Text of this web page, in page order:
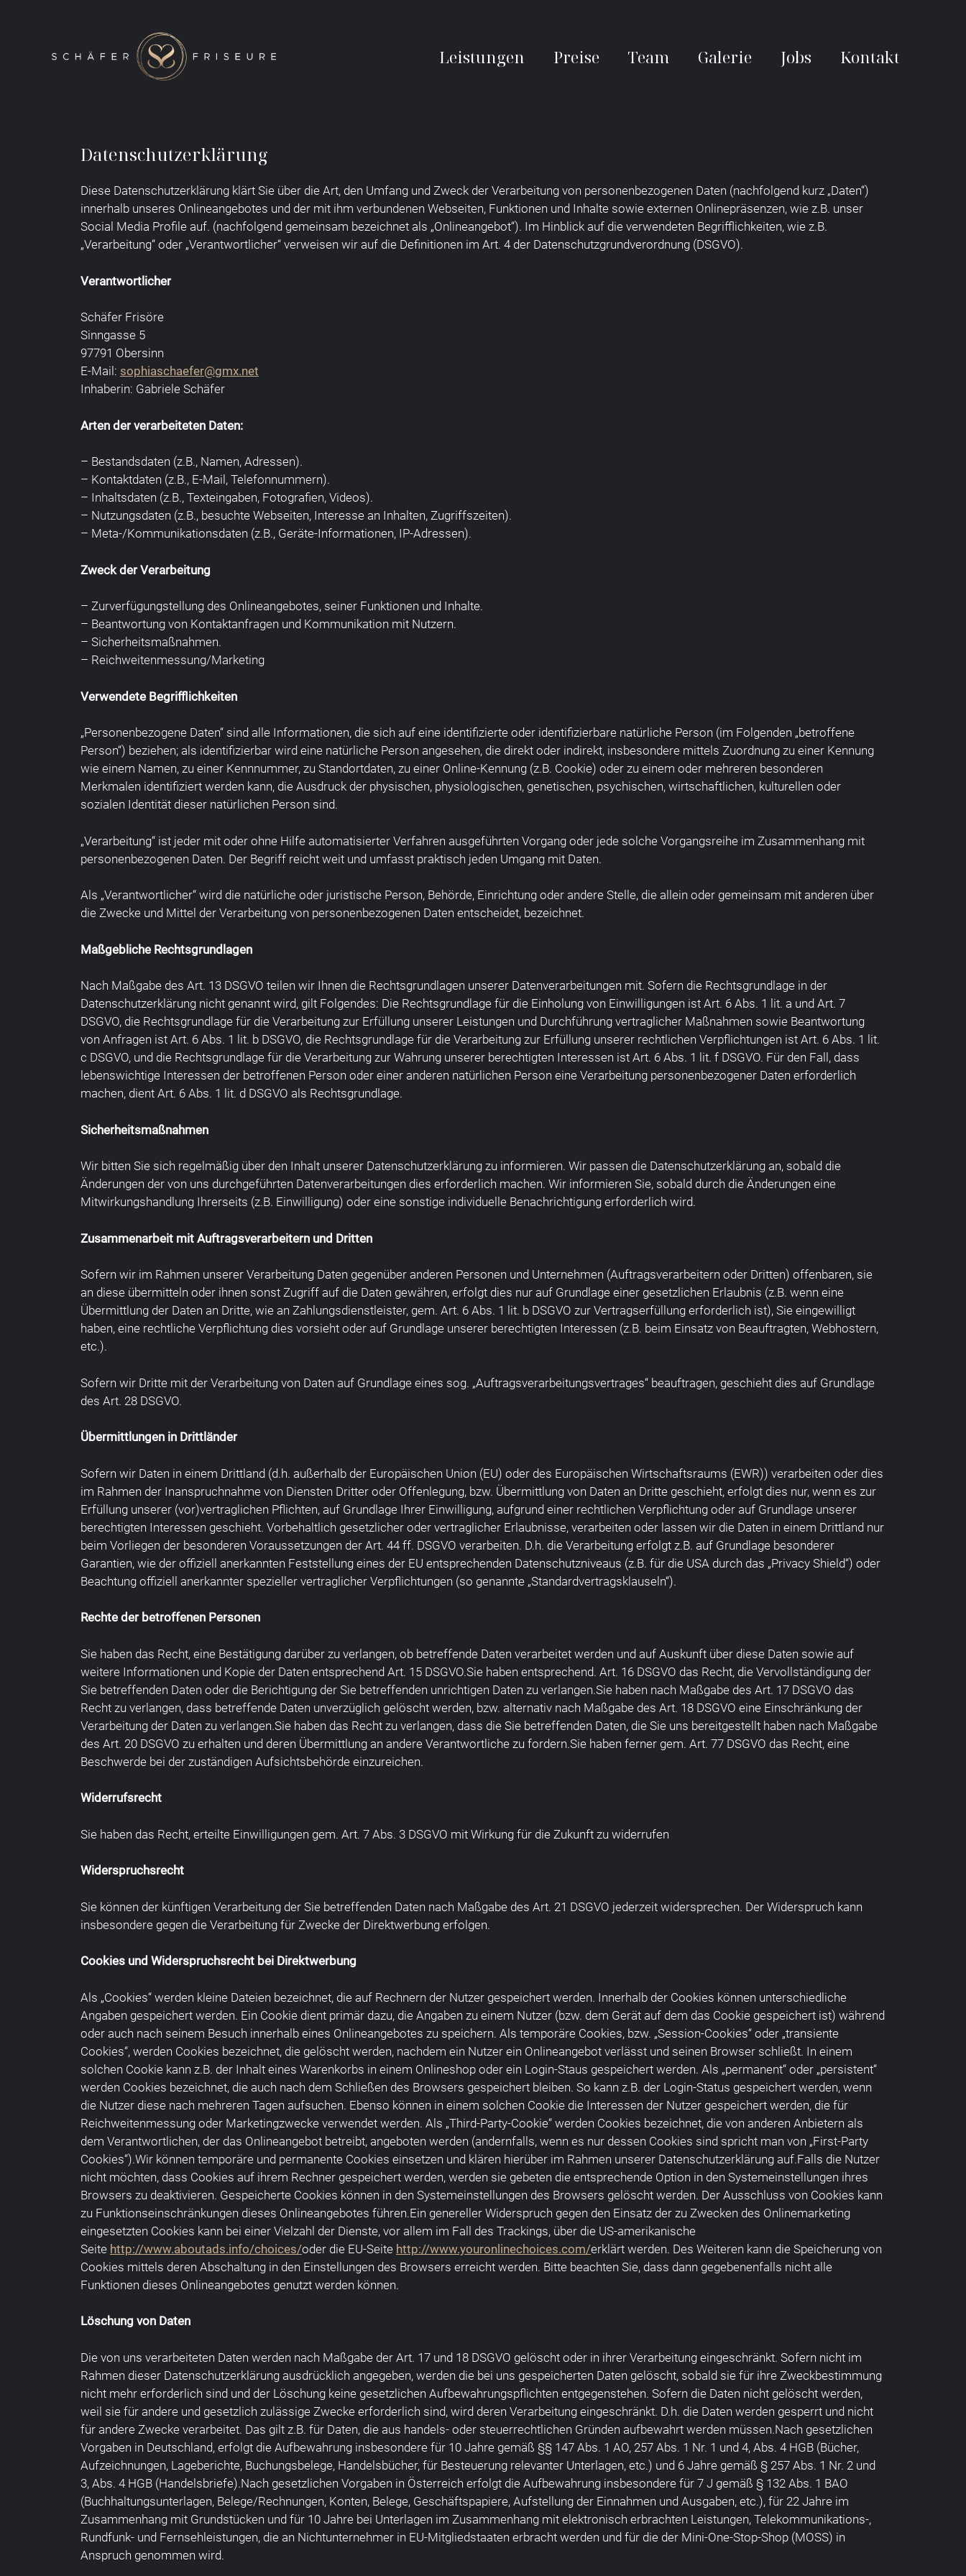
Leistungen Preise Team Galerie Jobs Kontakt
Datenschutzerklärung
Diese Datenschutzerklärung klärt Sie über die Art, den Umfang und Zweck der Verarbeitung von personenbezogenen Daten (nachfolgend kurz „Daten“)
innerhalb unseres Onlineangebotes und der mit ihm verbundenen Webseiten, Funktionen und Inhalte sowie externen Onlinepräsenzen, wie z.B. unser
Social Media Profile auf. (nachfolgend gemeinsam bezeichnet als „Onlineangebot“). Im Hinblick auf die verwendeten Begrifflichkeiten, wie z.B.
„Verarbeitung“ oder „Verantwortlicher“ verweisen wir auf die Definitionen im Art. 4 der Datenschutzgrundverordnung (DSGVO).
Verantwortlicher
Schäfer Frisöre
Sinngasse 5
97791 Obersinn
E-Mail: sophiaschaefer@gmx.net
Inhaberin: Gabriele Schäfer
Arten der verarbeiteten Daten:
– Bestandsdaten (z.B., Namen, Adressen).
– Kontaktdaten (z.B., E-Mail, Telefonnummern).
– Inhaltsdaten (z.B., Texteingaben, Fotografien, Videos).
– Nutzungsdaten (z.B., besuchte Webseiten, Interesse an Inhalten, Zugriffszeiten).
– Meta-/Kommunikationsdaten (z.B., Geräte-Informationen, IP-Adressen).
Zweck der Verarbeitung
– Zurverfügungstellung des Onlineangebotes, seiner Funktionen und Inhalte.
– Beantwortung von Kontaktanfragen und Kommunikation mit Nutzern.
– Sicherheitsmaßnahmen.
– Reichweitenmessung/Marketing
Verwendete Begrifflichkeiten
„Personenbezogene Daten“ sind alle Informationen, die sich auf eine identifizierte oder identifizierbare natürliche Person (im Folgenden „betroffene
Person“) beziehen; als identifizierbar wird eine natürliche Person angesehen, die direkt oder indirekt, insbesondere mittels Zuordnung zu einer Kennung
wie einem Namen, zu einer Kennnummer, zu Standortdaten, zu einer Online-Kennung (z.B. Cookie) oder zu einem oder mehreren besonderen
Merkmalen identifiziert werden kann, die Ausdruck der physischen, physiologischen, genetischen, psychischen, wirtschaftlichen, kulturellen oder
sozialen Identität dieser natürlichen Person sind.
„Verarbeitung“ ist jeder mit oder ohne Hilfe automatisierter Verfahren ausgeführten Vorgang oder jede solche Vorgangsreihe im Zusammenhang mit
personenbezogenen Daten. Der Begriff reicht weit und umfasst praktisch jeden Umgang mit Daten.
Als „Verantwortlicher“ wird die natürliche oder juristische Person, Behörde, Einrichtung oder andere Stelle, die allein oder gemeinsam mit anderen über
die Zwecke und Mittel der Verarbeitung von personenbezogenen Daten entscheidet, bezeichnet.
Maßgebliche Rechtsgrundlagen
Nach Maßgabe des Art. 13 DSGVO teilen wir Ihnen die Rechtsgrundlagen unserer Datenverarbeitungen mit. Sofern die Rechtsgrundlage in der
Datenschutzerklärung nicht genannt wird, gilt Folgendes: Die Rechtsgrundlage für die Einholung von Einwilligungen ist Art. 6 Abs. 1 lit. a und Art. 7
DSGVO, die Rechtsgrundlage für die Verarbeitung zur Erfüllung unserer Leistungen und Durchführung vertraglicher Maßnahmen sowie Beantwortung
von Anfragen ist Art. 6 Abs. 1 lit. b DSGVO, die Rechtsgrundlage für die Verarbeitung zur Erfüllung unserer rechtlichen Verpflichtungen ist Art. 6 Abs. 1 lit.
c DSGVO, und die Rechtsgrundlage für die Verarbeitung zur Wahrung unserer berechtigten Interessen ist Art. 6 Abs. 1 lit. f DSGVO. Für den Fall, dass
lebenswichtige Interessen der betroffenen Person oder einer anderen natürlichen Person eine Verarbeitung personenbezogener Daten erforderlich
machen, dient Art. 6 Abs. 1 lit. d DSGVO als Rechtsgrundlage.
Sicherheitsmaßnahmen
Wir bitten Sie sich regelmäßig über den Inhalt unserer Datenschutzerklärung zu informieren. Wir passen die Datenschutzerklärung an, sobald die
Änderungen der von uns durchgeführten Datenverarbeitungen dies erforderlich machen. Wir informieren Sie, sobald durch die Änderungen eine
Mitwirkungshandlung Ihrerseits (z.B. Einwilligung) oder eine sonstige individuelle Benachrichtigung erforderlich wird.
Zusammenarbeit mit Auftragsverarbeitern und Dritten
Sofern wir im Rahmen unserer Verarbeitung Daten gegenüber anderen Personen und Unternehmen (Auftragsverarbeitern oder Dritten) offenbaren, sie
an diese übermitteln oder ihnen sonst Zugriff auf die Daten gewähren, erfolgt dies nur auf Grundlage einer gesetzlichen Erlaubnis (z.B. wenn eine
Übermittlung der Daten an Dritte, wie an Zahlungsdienstleister, gem. Art. 6 Abs. 1 lit. b DSGVO zur Vertragserfüllung erforderlich ist), Sie eingewilligt
haben, eine rechtliche Verpflichtung dies vorsieht oder auf Grundlage unserer berechtigten Interessen (z.B. beim Einsatz von Beauftragten, Webhostern,
etc.).
Sofern wir Dritte mit der Verarbeitung von Daten auf Grundlage eines sog. „Auftragsverarbeitungsvertrages“ beauftragen, geschieht dies auf Grundlage
des Art. 28 DSGVO.
Übermittlungen in Drittländer
Sofern wir Daten in einem Drittland (d.h. außerhalb der Europäischen Union (EU) oder des Europäischen Wirtschaftsraums (EWR)) verarbeiten oder dies
im Rahmen der Inanspruchnahme von Diensten Dritter oder Offenlegung, bzw. Übermittlung von Daten an Dritte geschieht, erfolgt dies nur, wenn es zur
Erfüllung unserer (vor)vertraglichen Pflichten, auf Grundlage Ihrer Einwilligung, aufgrund einer rechtlichen Verpflichtung oder auf Grundlage unserer
berechtigten Interessen geschieht. Vorbehaltlich gesetzlicher oder vertraglicher Erlaubnisse, verarbeiten oder lassen wir die Daten in einem Drittland nur
beim Vorliegen der besonderen Voraussetzungen der Art. 44 ff. DSGVO verarbeiten. D.h. die Verarbeitung erfolgt z.B. auf Grundlage besonderer
Garantien, wie der offiziell anerkannten Feststellung eines der EU entsprechenden Datenschutzniveaus (z.B. für die USA durch das „Privacy Shield“) oder
Beachtung offiziell anerkannter spezieller vertraglicher Verpflichtungen (so genannte „Standardvertragsklauseln“).
Rechte der betroffenen Personen
Sie haben das Recht, eine Bestätigung darüber zu verlangen, ob betreffende Daten verarbeitet werden und auf Auskunft über diese Daten sowie auf
weitere Informationen und Kopie der Daten entsprechend Art. 15 DSGVO.Sie haben entsprechend. Art. 16 DSGVO das Recht, die Vervollständigung der
Sie betreffenden Daten oder die Berichtigung der Sie betreffenden unrichtigen Daten zu verlangen.Sie haben nach Maßgabe des Art. 17 DSGVO das
Recht zu verlangen, dass betreffende Daten unverzüglich gelöscht werden, bzw. alternativ nach Maßgabe des Art. 18 DSGVO eine Einschränkung der
Verarbeitung der Daten zu verlangen.Sie haben das Recht zu verlangen, dass die Sie betreffenden Daten, die Sie uns bereitgestellt haben nach Maßgabe
des Art. 20 DSGVO zu erhalten und deren Übermittlung an andere Verantwortliche zu fordern.Sie haben ferner gem. Art. 77 DSGVO das Recht, eine
Beschwerde bei der zuständigen Aufsichtsbehörde einzureichen.
Widerrufsrecht
Sie haben das Recht, erteilte Einwilligungen gem. Art. 7 Abs. 3 DSGVO mit Wirkung für die Zukunft zu widerrufen
Widerspruchsrecht
Sie können der künftigen Verarbeitung der Sie betreffenden Daten nach Maßgabe des Art. 21 DSGVO jederzeit widersprechen. Der Widerspruch kann
insbesondere gegen die Verarbeitung für Zwecke der Direktwerbung erfolgen.
Cookies und Widerspruchsrecht bei Direktwerbung
Als „Cookies“ werden kleine Dateien bezeichnet, die auf Rechnern der Nutzer gespeichert werden. Innerhalb der Cookies können unterschiedliche
Angaben gespeichert werden. Ein Cookie dient primär dazu, die Angaben zu einem Nutzer (bzw. dem Gerät auf dem das Cookie gespeichert ist) während
oder auch nach seinem Besuch innerhalb eines Onlineangebotes zu speichern. Als temporäre Cookies, bzw. „Session-Cookies“ oder „transiente
Cookies“, werden Cookies bezeichnet, die gelöscht werden, nachdem ein Nutzer ein Onlineangebot verlässt und seinen Browser schließt. In einem
solchen Cookie kann z.B. der Inhalt eines Warenkorbs in einem Onlineshop oder ein Login-Staus gespeichert werden. Als „permanent“ oder „persistent“
werden Cookies bezeichnet, die auch nach dem Schließen des Browsers gespeichert bleiben. So kann z.B. der Login-Status gespeichert werden, wenn
die Nutzer diese nach mehreren Tagen aufsuchen. Ebenso können in einem solchen Cookie die Interessen der Nutzer gespeichert werden, die für
Reichweitenmessung oder Marketingzwecke verwendet werden. Als „Third-Party-Cookie“ werden Cookies bezeichnet, die von anderen Anbietern als
dem Verantwortlichen, der das Onlineangebot betreibt, angeboten werden (andernfalls, wenn es nur dessen Cookies sind spricht man von „First-Party
Cookies“).Wir können temporäre und permanente Cookies einsetzen und klären hierüber im Rahmen unserer Datenschutzerklärung auf.Falls die Nutzer
nicht möchten, dass Cookies auf ihrem Rechner gespeichert werden, werden sie gebeten die entsprechende Option in den Systemeinstellungen ihres
Browsers zu deaktivieren. Gespeicherte Cookies können in den Systemeinstellungen des Browsers gelöscht werden. Der Ausschluss von Cookies kann
zu Funktionseinschränkungen dieses Onlineangebotes führen.Ein genereller Widerspruch gegen den Einsatz der zu Zwecken des Onlinemarketing
eingesetzten Cookies kann bei einer Vielzahl der Dienste, vor allem im Fall des Trackings, über die US-amerikanische
Seite http://www.aboutads.info/choices/oder die EU-Seite http://www.youronlinechoices.com/erklärt werden. Des Weiteren kann die Speicherung von
Cookies mittels deren Abschaltung in den Einstellungen des Browsers erreicht werden. Bitte beachten Sie, dass dann gegebenenfalls nicht alle
Funktionen dieses Onlineangebotes genutzt werden können.
Löschung von Daten
Die von uns verarbeiteten Daten werden nach Maßgabe der Art. 17 und 18 DSGVO gelöscht oder in ihrer Verarbeitung eingeschränkt. Sofern nicht im
Rahmen dieser Datenschutzerklärung ausdrücklich angegeben, werden die bei uns gespeicherten Daten gelöscht, sobald sie für ihre Zweckbestimmung
nicht mehr erforderlich sind und der Löschung keine gesetzlichen Aufbewahrungspflichten entgegenstehen. Sofern die Daten nicht gelöscht werden,
weil sie für andere und gesetzlich zulässige Zwecke erforderlich sind, wird deren Verarbeitung eingeschränkt. D.h. die Daten werden gesperrt und nicht
für andere Zwecke verarbeitet. Das gilt z.B. für Daten, die aus handels- oder steuerrechtlichen Gründen aufbewahrt werden müssen.Nach gesetzlichen
Vorgaben in Deutschland, erfolgt die Aufbewahrung insbesondere für 10 Jahre gemäß §§ 147 Abs. 1 AO, 257 Abs. 1 Nr. 1 und 4, Abs. 4 HGB (Bücher,
Aufzeichnungen, Lageberichte, Buchungsbelege, Handelsbücher, für Besteuerung relevanter Unterlagen, etc.) und 6 Jahre gemäß § 257 Abs. 1 Nr. 2 und
3, Abs. 4 HGB (Handelsbriefe).Nach gesetzlichen Vorgaben in Österreich erfolgt die Aufbewahrung insbesondere für 7 J gemäß § 132 Abs. 1 BAO
(Buchhaltungsunterlagen, Belege/Rechnungen, Konten, Belege, Geschäftspapiere, Aufstellung der Einnahmen und Ausgaben, etc.), für 22 Jahre im
Zusammenhang mit Grundstücken und für 10 Jahre bei Unterlagen im Zusammenhang mit elektronisch erbrachten Leistungen, Telekommunikations-,
Rundfunk- und Fernsehleistungen, die an Nichtunternehmer in EU-Mitgliedstaaten erbracht werden und für die der Mini-One-Stop-Shop (MOSS) in
Anspruch genommen wird.